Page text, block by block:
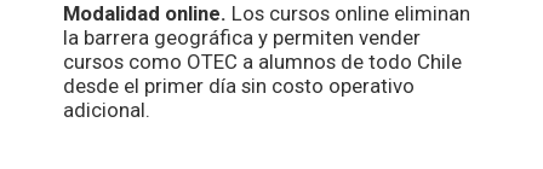
Modalidad online. Los cursos online eliminan
la barrera geográfica y permiten vender
cursos como OTEC a alumnos de todo Chile
desde el primer día sin costo operativo
adicional.